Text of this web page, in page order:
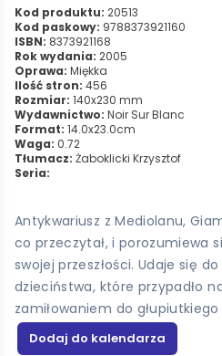
Kod produktu: 20513
Kod paskowy: 9788373921160
ISBN: 8373921168
Rok wydania: 2005
Oprawa: Miękka
Ilość stron: 456
Rozmiar: 140x230 mm
Wydawnictwo: Noir Sur Blanc
Format: 14.0x23.0cm
Waga: 0.72
Tłumacz: Żaboklicki Krzysztof
Seria:
Antykwariusz z Mediolanu,
co przeczytał, i porozumiewa
swojej przeszłości. Udaje się
dzieciństwa, które przypadło
zamiłowaniem do